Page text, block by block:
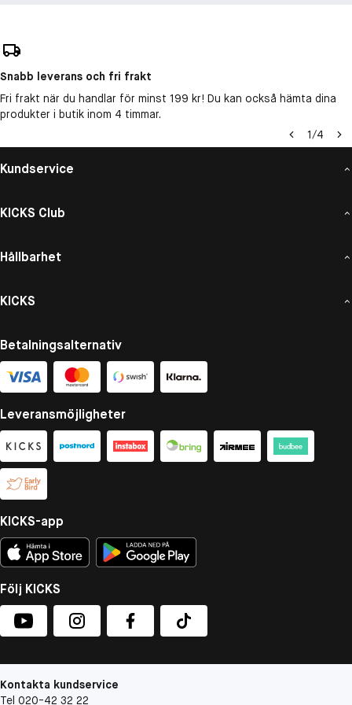
Snabb leverans och fri frakt
Fri frakt när du handlar för minst 199 kr! Du kan också hämta dina
produkter i butik inom 4 timmar.
1/4
Kundservice
KICKS Club
Hållbarhet
KICKS
Betalningsalternativ
Leveransmöjligheter
KICKS-app
Följ KICKS
Kontakta kundservice
Tel 020-42 32 22